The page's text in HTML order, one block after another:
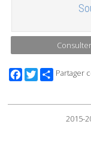
Facebook
TwitterPartager
2015-